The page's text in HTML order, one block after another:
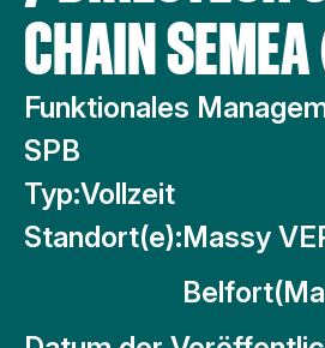
CHAIN
Funktionales
SPB
Typ:Vollzeit
Standort(e):Massy